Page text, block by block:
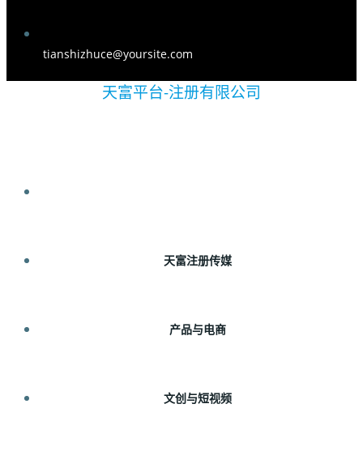
tianshizhuce@yoursite.com
天富平台-注册有限公司
天富注册传媒
产品与电商
文创与短视频